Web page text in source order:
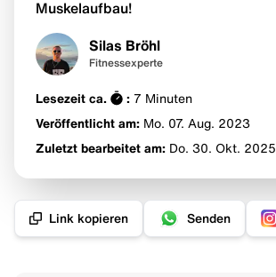
Muskelaufbau!
Silas Bröhl
Fitnessexperte
Lesezeit ca. : 7 Minuten
Veröffentlicht am: Mo. 07. Aug. 2023
Zuletzt bearbeitet am: Do. 30. Okt. 2025
Link kopieren Senden